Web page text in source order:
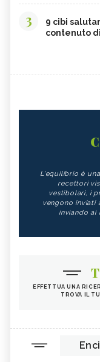
3
9 cibi
contenuto
L'equilibrio è
recettori
vestibolari, i
vengono inviati
inviando ai
EFFETTUA UNA
TROVA IL